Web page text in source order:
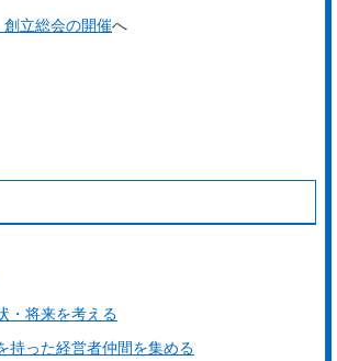
創立総会の開催へ
・将来を考える
持った経営者仲間を集める